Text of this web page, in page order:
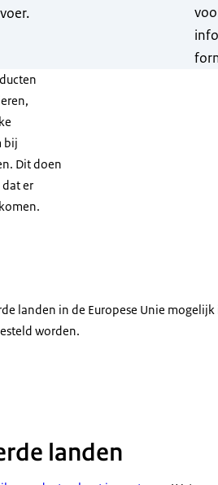
bij
Dit doen
er
landen in de Europese Unie mogelijk
worden.
landen